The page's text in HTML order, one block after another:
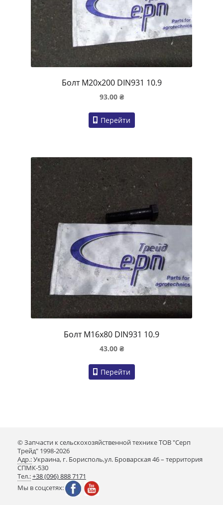
Болт M20x200 DIN931 10.9
93.00 ₴
Перейти
Болт M16x80 DIN931 10.9
43.00 ₴
Перейти
© Запчасти к сельскохозяйственной технике ТОВ "Серп
Трейд" 1998-2026
Адр.:Украина, г. Борисполь,ул. Броварская 46 – территория
СПМК-530
Тел.:+38 (096) 888 7171
Мы в соцсетях: